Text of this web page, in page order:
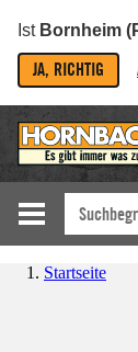
Ist Bornheim
JA, RICHTIG
Startseite